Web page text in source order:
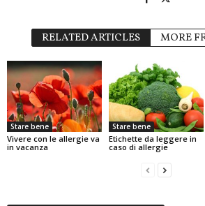
RELATED ARTICLES MORE
Stare bene
Vivere con le allergie va
in vacanza
Stare bene
Etichette da leggere in
caso di allergie